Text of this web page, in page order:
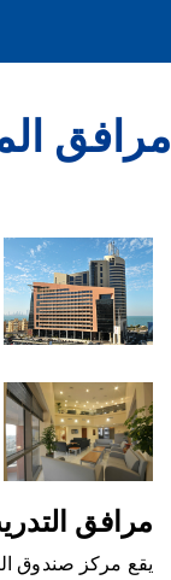
مرافق
مرافق
يقع مركز صندوق